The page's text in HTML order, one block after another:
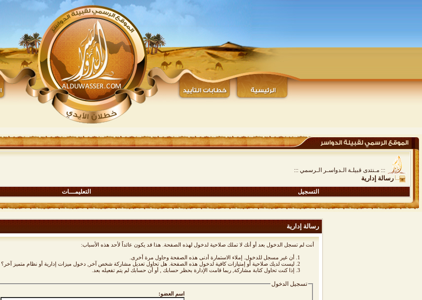
::: مـنتدى قبيلـة الـدواسـر الـرسمي :::
رسالة إدارية
التسجيل التعليمـــات
رسالة إدارية
أنت لم تسجل الدخول بعد أو أنك لا تملك صلاحية لدخول لهذه الصفحة. هذا قد يكون عائداً لأحد هذه الأسباب:
أن غير مسجل للدخول. إملاء الاستمارة أدنى هذه الصفحة وحاول مرة أخرى.
ليست لديك صلاحية أو إمتيازات كافية لدخول هذه الصفحة. هل تحاول تعديل مشاركة شخص آخر, دخول ميزات إدارية أو نظام متميز آخر؟
إذا كنت تحاول كتابة مشاركة, ربما قامت الإدارة بحظر حسابك , أو أن حسابك لم يتم تفعيله بعد.
تسجيل الدخول
اسم العضو: